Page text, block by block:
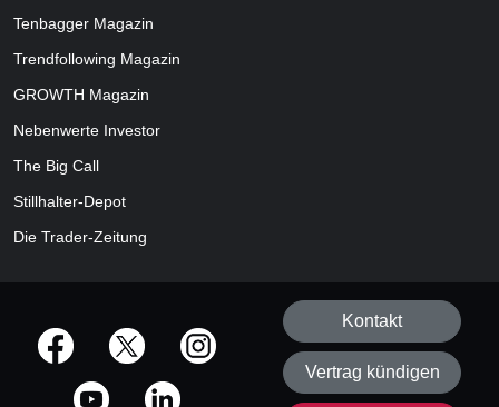
Tenbagger Magazin
Trendfollowing Magazin
GROWTH Magazin
Nebenwerte Investor
The Big Call
Stillhalter-Depot
Die Trader-Zeitung
offizielle Social Media-Accounts
Kontakt
Vertrag kündigen